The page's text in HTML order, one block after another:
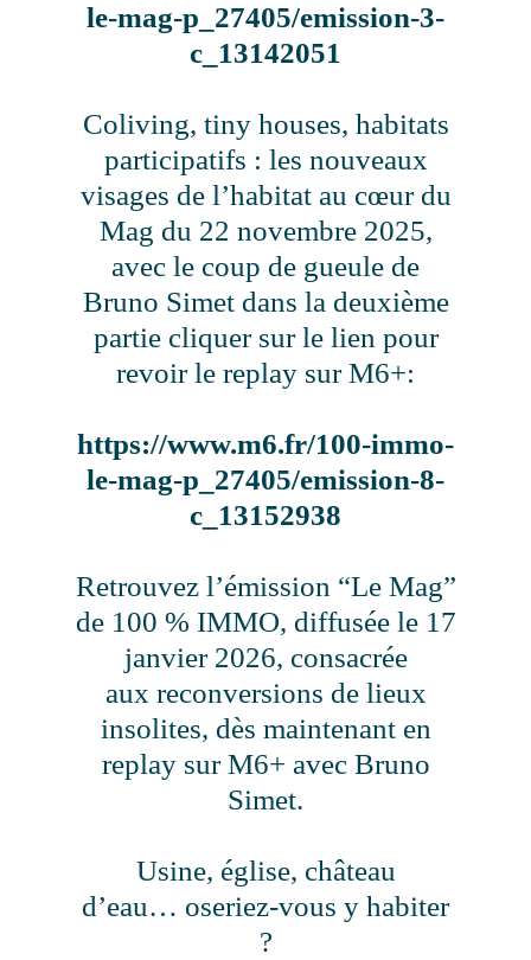
le-mag-p_27405/emission-3-
c_13142051
Coliving, tiny houses, habitats
participatifs : les nouveaux
visages de l’habitat au cœur du
Mag du 22 novembre 2025,
avec le coup de gueule de
Bruno Simet dans la deuxième
partie cliquer sur le lien pour
revoir le replay sur M6+:
https://www.m6.fr/100-immo-
le-mag-p_27405/emission-8-
c_13152938
Retrouvez l’émission “Le Mag”
de 100 % IMMO, diffusée le 17
janvier 2026, consacrée
aux reconversions de lieux
insolites, dès maintenant en
replay sur M6+ avec Bruno
Simet.
Usine, église, château
d’eau… oseriez-vous y habiter
?